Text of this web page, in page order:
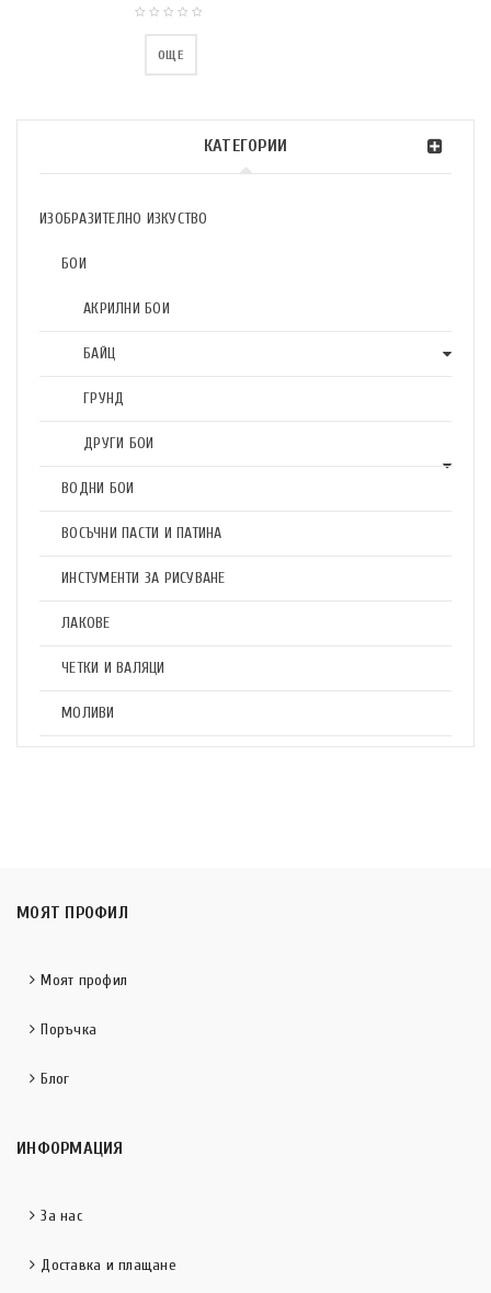
КАТЕГОРИИ
ИЗОБРАЗИТЕЛНО ИЗКУСТВО
БОИ
АКРИЛНИ БОИ
БАЙЦ
ГРУНД
ДРУГИ БОИ
ВОДНИ БОИ
ВОСЪЧНИ ПАСТИ И ПАТИНА
ИНСТУМЕНТИ ЗА РИСУВАНЕ
ЛАКОВЕ
ЧЕТКИ И ВАЛЯЦИ
МОЛИВИ
ОЩЕ
МОЯТ ПРОФИЛ
Моят профил
Поръчка
Блог
ИНФОРМАЦИЯ
За нас
Доставка и плащане